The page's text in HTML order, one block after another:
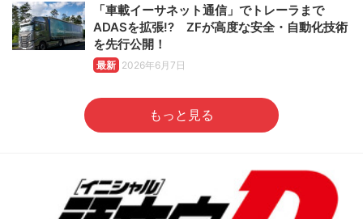
「車載イーサネット通信」でトレーラまで
ADASを拡張!? ZFが高度な安全・自動化技術
を先行公開！
最新 2026年6月7日
もっと見る